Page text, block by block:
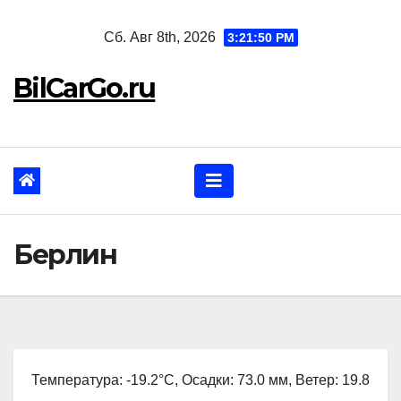
Сб. Авг 8th, 2026 3:21:51 PM
BilCarGo.ru
Берлин
Температура: -19.2°C, Осадки: 73.0 мм, Ветер: 19.8